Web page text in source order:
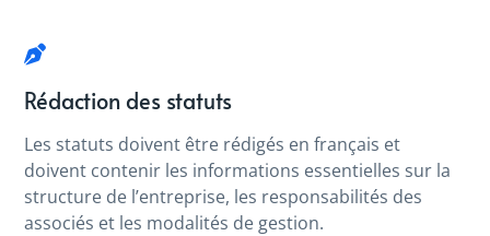
Rédaction des statuts
Les statuts doivent être rédigés en français et
doivent contenir les informations essentielles sur la
structure de l’entreprise, les responsabilités des
associés et les modalités de gestion.